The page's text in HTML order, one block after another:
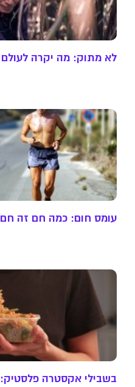
לא מתוק: מה יקרה
עומס חום: כמה חם זה חם
בשבילי אקסטרה